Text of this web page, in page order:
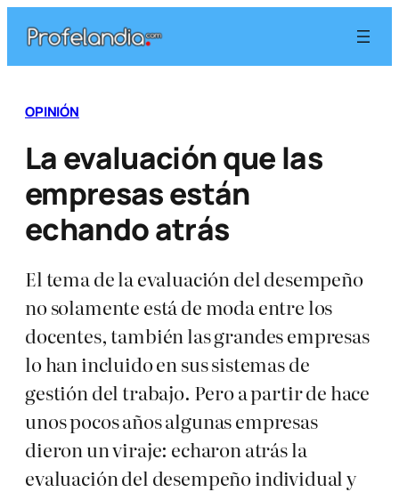
contenido
OPINIÓN
La evaluación que las
empresas están
echando atrás
El tema de la evaluación del desempeño
no solamente está de moda entre los
docentes, también las grandes empresas
lo han incluido en sus sistemas de
gestión del trabajo. Pero a partir de hace
unos pocos años algunas empresas
dieron un viraje: echaron atrás la
evaluación del desempeño individual y